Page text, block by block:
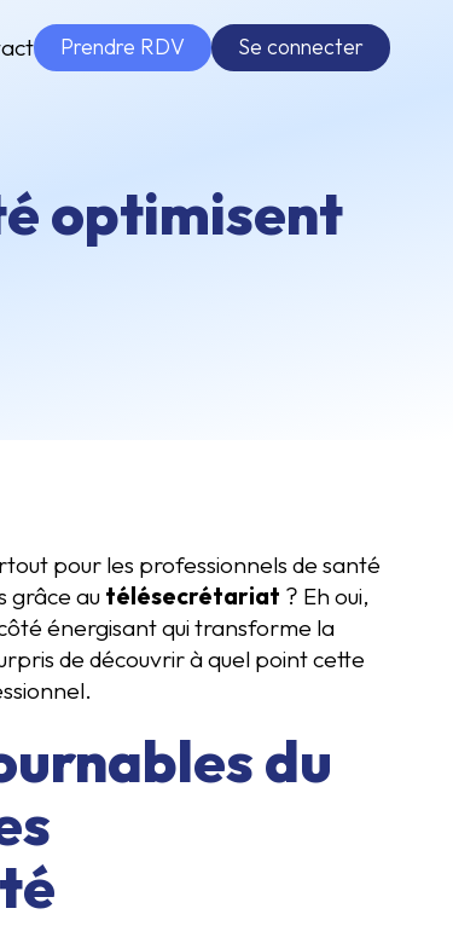
Prendre RDV Se connecter
optimisent
pour les professionnels de santé
grâce au télésecrétariat ? Eh oui,
énergisant qui transforme la
de découvrir à quel point cette
du